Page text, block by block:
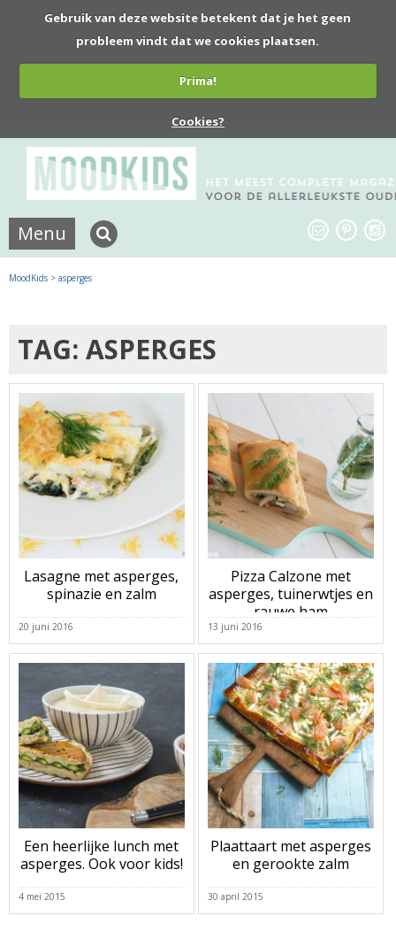
Gebruik van deze website betekent dat je het geen
probleem vindt dat we cookies plaatsen.
Prima!
Cookies?
Menu
MoodKids > asperges
TAG: ASPERGES
Lasagne met asperges,
spinazie en zalm
20 juni 2016
Pizza Calzone met
asperges, tuinerwtjes en
rauwe ham
13 juni 2016
Een heerlijke lunch met
asperges. Ook voor kids!
4 mei 2015
Plaattaart met asperges
en gerookte zalm
30 april 2015